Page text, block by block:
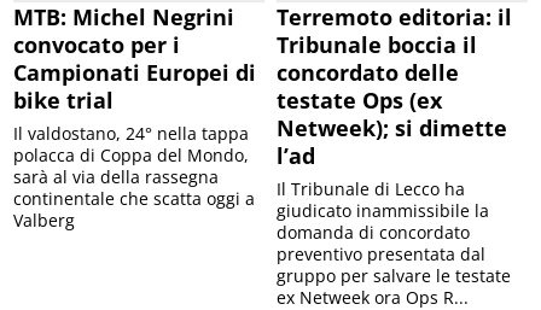
MTB: Michel Negrini
convocato per i
Campionati Europei di
bike trial
Il valdostano, 24° nella tappa
polacca di Coppa del Mondo,
sarà al via della rassegna
continentale che scatta oggi a
Valberg
Terremoto editoria: il
Tribunale boccia il
concordato delle
testate Ops (ex
Netweek); si dimette
l’ad
Il Tribunale di Lecco ha
giudicato inammissibile la
domanda di concordato
preventivo presentata dal
gruppo per salvare le testate
ex Netweek ora Ops R...